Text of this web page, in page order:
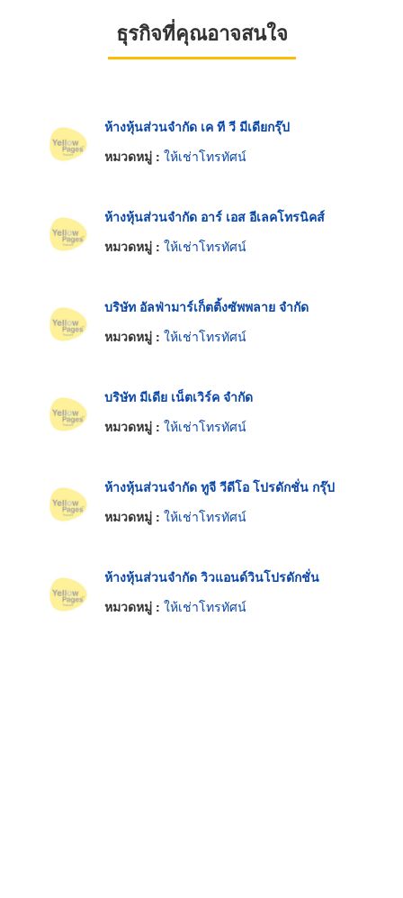
ธุรกิจที่คุณอาจสนใจ
ห้างหุ้นส่วนจำกัด เค ที วี มีเดียกรุ๊ป
หมวดหมู่ : ให้เช่าโทรทัศน์
ห้างหุ้นส่วนจำกัด อาร์ เอส อีเลคโทรนิคส์
หมวดหมู่ : ให้เช่าโทรทัศน์
บริษัท อัลฟ่ามาร์เก็ตติ้งซัพพลาย จำกัด
หมวดหมู่ : ให้เช่าโทรทัศน์
บริษัท มีเดีย เน็ตเวิร์ค จำกัด
หมวดหมู่ : ให้เช่าโทรทัศน์
ห้างหุ้นส่วนจำกัด ทูจี วีดีโอ โปรดักชั่น กรุ๊ป
หมวดหมู่ : ให้เช่าโทรทัศน์
ห้างหุ้นส่วนจำกัด วิวแอนด์วินโปรดักชั่น
หมวดหมู่ : ให้เช่าโทรทัศน์